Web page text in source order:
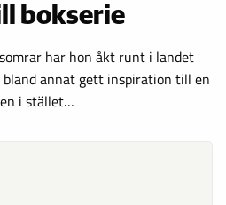
bokserie
har hon åkt runt i landet
annat gett inspiration till en
i stället…